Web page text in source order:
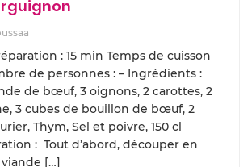
: 15 min Temps de cuisson
de personnes : – Ingrédients :
de bœuf, 3 oignons, 2 carottes, 2
3 cubes de bouillon de bœuf, 2
Thym, Sel et poivre, 150 cl
: Tout d’abord, découper en
[…]